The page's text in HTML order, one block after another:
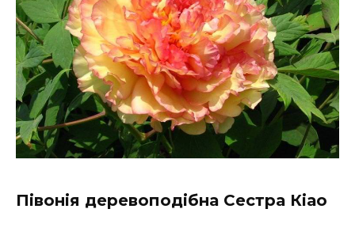
Півонія деревоподібна Сестра Кіао